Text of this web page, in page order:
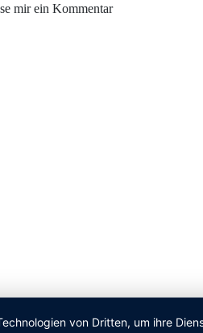
mir ein Kommentar
von Dritten, um ihre